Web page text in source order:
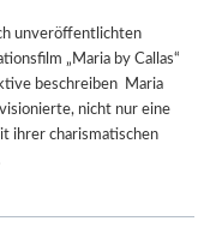
unveröffentlichten
„Maria by Callas“
beschreiben Maria
nicht nur eine
ihrer charismatischen